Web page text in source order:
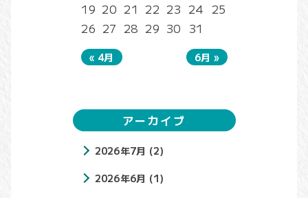
19 20 21 22 23 24 25
26 27 28 29 30 31
« 4月 6月 »
アーカイブ
2026年7月 (2)
2026年6月 (1)